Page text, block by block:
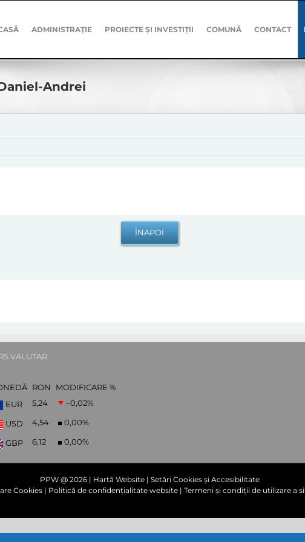
ADMINISTRAȚIE PROIECTE ȘI INVESTIȚII COMUNĂ CONTACT
Andrei
VALUTAR
RON
MODIFICARE %
EUR
5,24 –0,02%
USD 4,54 0,00%
GBP 6,12 0,00%
PPW @ 2026 | Hartă Website| Setări Cookies și Accesibilitate
Cookies| Politică de confidențialitate website| Termeni și condiții de utilizare a